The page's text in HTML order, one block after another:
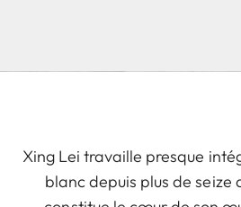
Xing Lei travaille presque
blanc depuis plus de seize